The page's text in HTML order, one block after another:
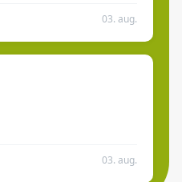
03. aug.
03. aug.